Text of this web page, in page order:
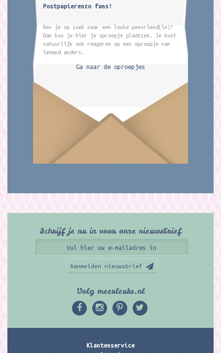
Postpapierenzo fans!
Ben je op zoek naar een leuke penvriend(in)?
Dan kun je hier je oproepje plaatsen. Je kunt
natuurlijk ook reageren op een oproepje van
iemand anders.
Ga naar de oproepjes
Schrijf je nu in voor onze nieuwsbrief
Aanmelden nieuwsbrief
Volg meerleuks.nl
Klantenservice